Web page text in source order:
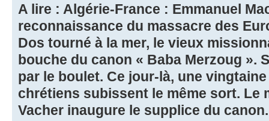
A lire : Algérie-France : Emmanuel
reconnaissance du massacre des
Dos tourné à la mer, le vieux
bouche du canon « Baba Merzoug ».
par le boulet. Ce jour-là, une
chrétiens subissent le même sort. Le
Vacher inaugure le supplice du canon.